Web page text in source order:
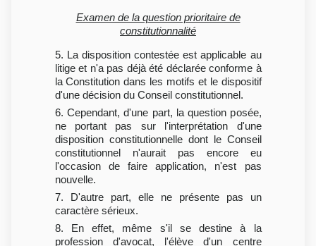
Examen de la question prioritaire de
constitutionnalité
5. La disposition contestée est applicable au
litige et n'a pas déjà été déclarée conforme à
la Constitution dans les motifs et le dispositif
d'une décision du Conseil constitutionnel.
6. Cependant, d'une part, la question posée,
ne portant pas sur l'interprétation d'une
disposition constitutionnelle dont le Conseil
constitutionnel n'aurait pas encore eu
l'occasion de faire application, n'est pas
nouvelle.
7. D'autre part, elle ne présente pas un
caractère sérieux.
8. En effet, même s'il se destine à la
profession d'avocat, l'élève d'un centre